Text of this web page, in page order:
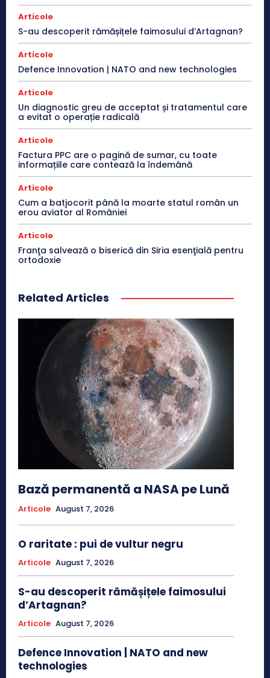
Articole
S-au descoperit rămășițele faimosului d’Artagnan?
Articole
Defence Innovation | NATO and new technologies
Articole
Un diagnostic greu de acceptat și tratamentul care
a evitat o operație radicală
Articole
Factura PPC are o pagină de sumar, cu toate
informațiile care contează la îndemână
Articole
Cum a batjocorit până la moarte statul român un
erou aviator al României
Articole
Franţa salvează o biserică din Siria esenţială pentru
ortodoxie
Related Articles
Bază permanentă a NASA pe Lună
Articole August 7, 2026
O raritate : pui de vultur negru
Articole August 7, 2026
S-au descoperit rămășițele faimosului
d’Artagnan?
Articole August 7, 2026
Defence Innovation | NATO and new
technologies